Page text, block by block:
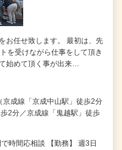
お任せ致します。 最初は、先
を受けながら仕事をして頂き
始めて頂く事が出来…
成線「京成中山駅」徒歩2分
2分／京成線「鬼越駅」徒歩
時間応相談 【勤務】 週3日